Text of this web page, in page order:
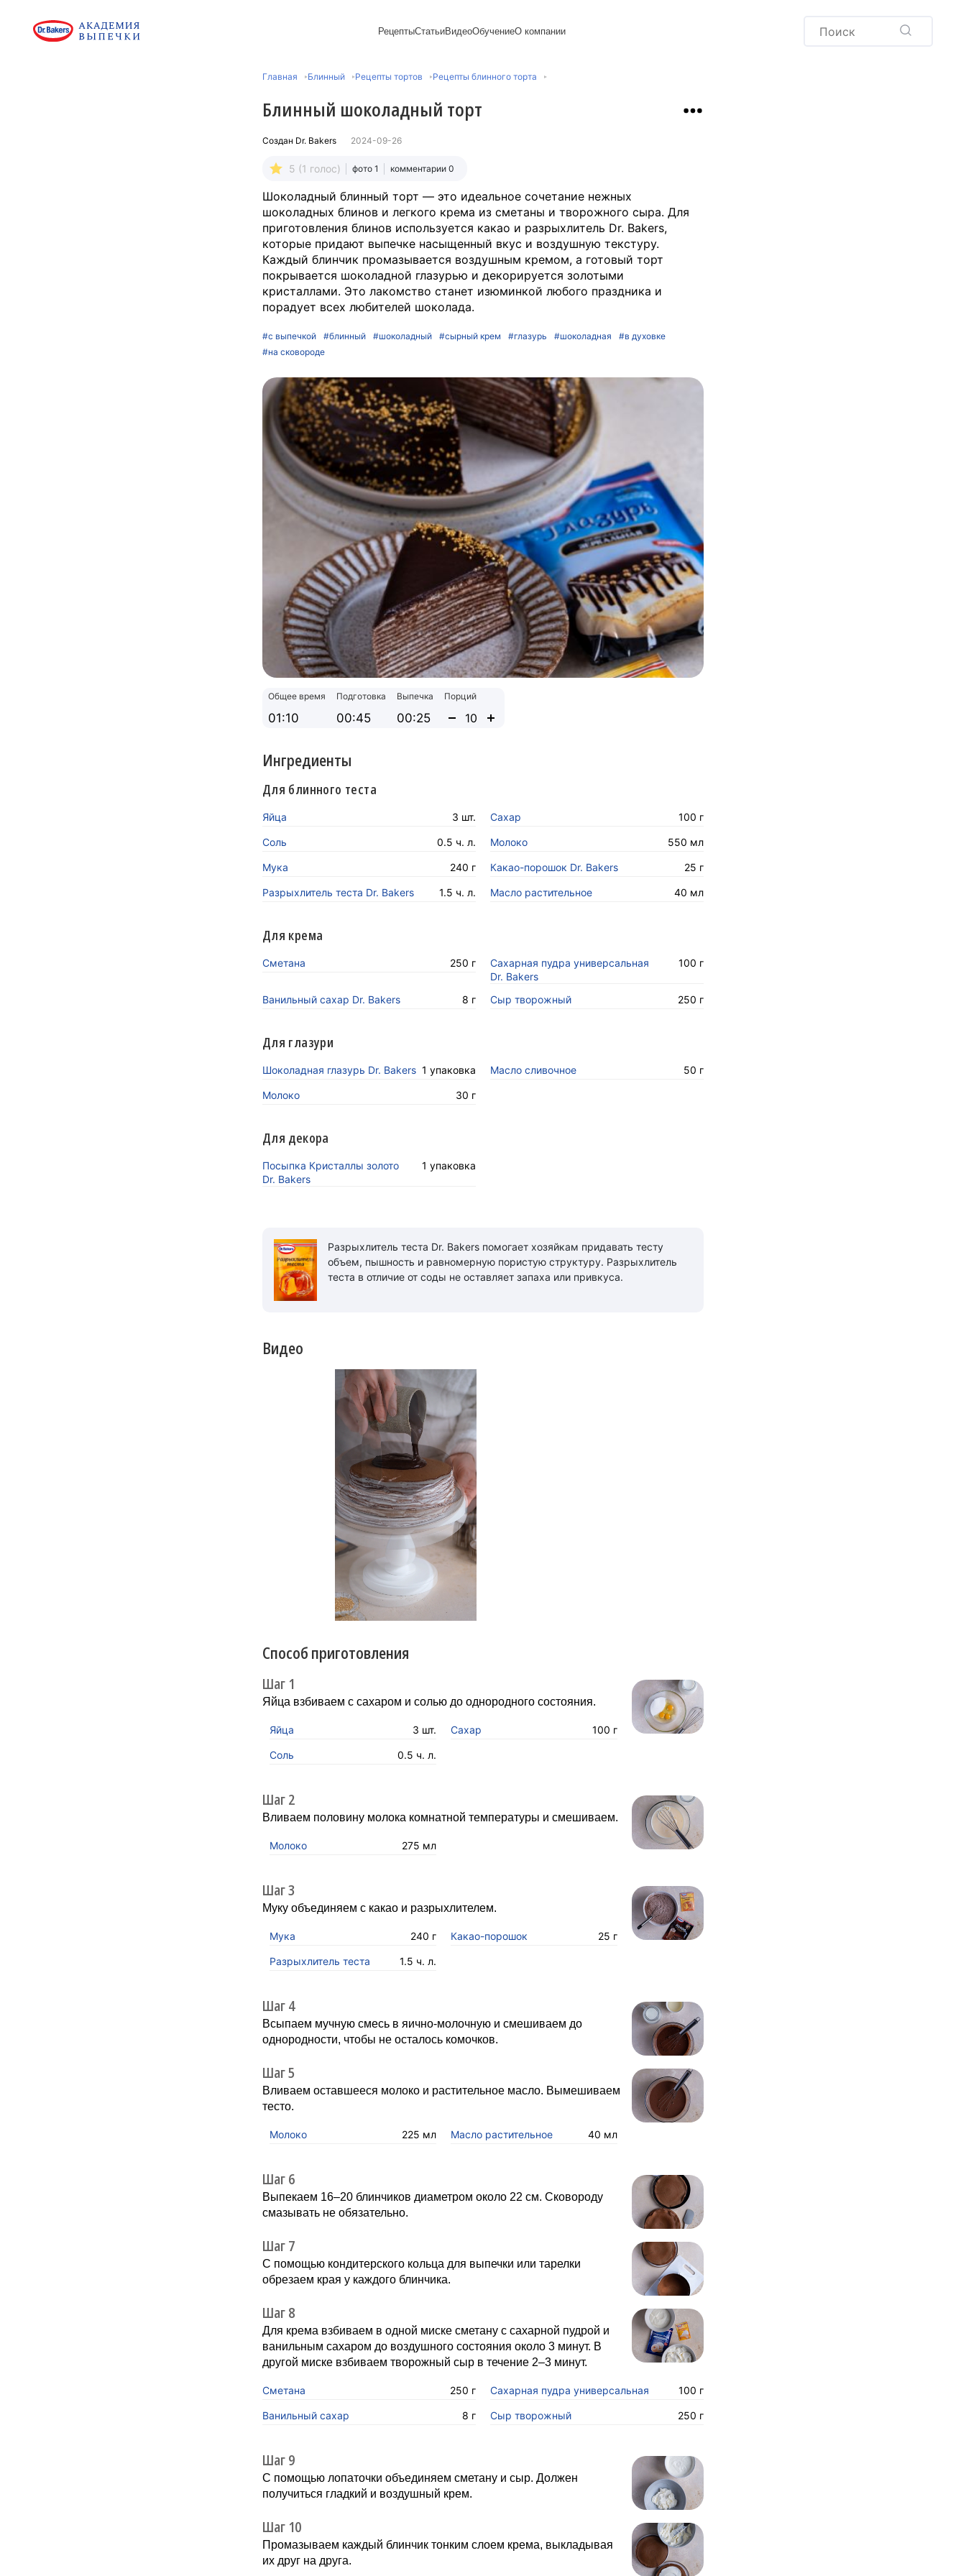
Рецепты
Рецепты блинов
Сезонная выпечка
Пасхальная выпечка
Рецепты пирогов
Торты рецепты
Варенья и соленья
Статьи
Лайфхаки
Выпечка и тесто
выпечка
закуски
ВидеоОбучениеО компании
Главная Блинный Рецепты тортов Рецепты блинного торта
Блинный шоколадный торт
Создан Dr. Bakers 2024-09-26
5 (1 голос) фото 1 комментарии 0
Шоколадный блинный торт — это идеальное сочетание нежных
шоколадных блинов и легкого крема из сметаны и творожного сыра. Для
приготовления блинов используется какао и разрыхлитель Dr. Bakers,
которые придают выпечке насыщенный вкус и воздушную текстуру.
Каждый блинчик промазывается воздушным кремом, а готовый торт
покрывается шоколадной глазурью и декорируется золотыми
кристаллами. Это лакомство станет изюминкой любого праздника и
порадует всех любителей шоколада.
#с выпечкой #блинный #шоколадный #сырный крем #глазурь #шоколадная
#в духовке
#на сковороде
Общее время
01:10
Подготовка
00:45
Выпечка
00:25
Порций
Ингредиенты
Для блинного теста
Яйца 3 шт. Сахар 100 г
Соль 0.5 ч. л. Молоко 550 мл
Мука 240 г Какао-порошок Dr. Bakers 25 г
Разрыхлитель теста Dr. Bakers 1.5 ч. л. Масло растительное 40 мл
Для крема
Сметана 250 г
Сахарная пудра универсальная
Dr. Bakers
100 г
Ванильный сахар Dr. Bakers 8 г Сыр творожный 250 г
Для глазури
Шоколадная глазурь Dr. Bakers 1 упаковка Масло сливочное 50 г
Молоко 30 г
Для декора
Посыпка Кристаллы золото
Dr. Bakers
1 упаковка
Разрыхлитель теста Dr. Bakers помогает хозяйкам придавать тесту
объем, пышность и равномерную пористую структуру. Разрыхлитель
теста в отличие от соды не оставляет запаха или привкуса.
Видео
Способ приготовления
Шаг 1
Яйца взбиваем с сахаром и солью до однородного состояния.
Яйца 3 шт. Сахар 100 г
Соль 0.5 ч. л.
Шаг 2
Вливаем половину молока комнатной температуры и смешиваем.
Молоко 275 мл
Шаг 3
Муку объединяем с какао и разрыхлителем.
Мука 240 г Какао-порошок 25 г
Разрыхлитель теста 1.5 ч. л.
Шаг 4
Всыпаем мучную смесь в яично-молочную и смешиваем до
однородности, чтобы не осталось комочков.
Шаг 5
Вливаем оставшееся молоко и растительное масло. Вымешиваем
тесто.
Молоко 225 мл Масло растительное 40 мл
Шаг 6
Выпекаем 16–20 блинчиков диаметром около 22 см. Сковороду
смазывать не обязательно.
Шаг 7
С помощью кондитерского кольца для выпечки или тарелки
обрезаем края у каждого блинчика.
Шаг 8
Для крема взбиваем в одной миске сметану с сахарной пудрой и
ванильным сахаром до воздушного состояния около 3 минут. В
другой миске взбиваем творожный сыр в течение 2–3 минут.
Сметана 250 г Сахарная пудра универсальная 100 г
Ванильный сахар 8 г Сыр творожный 250 г
Шаг 9
С помощью лопаточки объединяем сметану и сыр. Должен
получиться гладкий и воздушный крем.
Шаг 10
Промазываем каждый блинчик тонким слоем крема, выкладывая
их друг на друга.